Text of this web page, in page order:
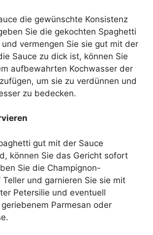
die gewünschte Konsistenz
Sie die gekochten Spaghetti
vermengen Sie sie gut mit der
Sauce zu dick ist, können Sie
aufbewahrten Kochwasser der
um sie zu verdünnen und
zu bedecken.
gut mit der Sauce
können Sie das Gericht sofort
Sie die Champignon-
und garnieren Sie sie mit
Petersilie und eventuell
Parmesan oder